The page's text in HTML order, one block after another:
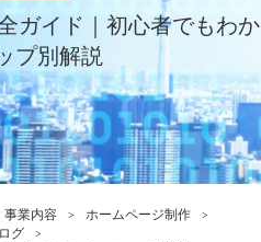
ガイド｜初心者でもわか
プ別解説
事業内容
ホームページ制作
グ